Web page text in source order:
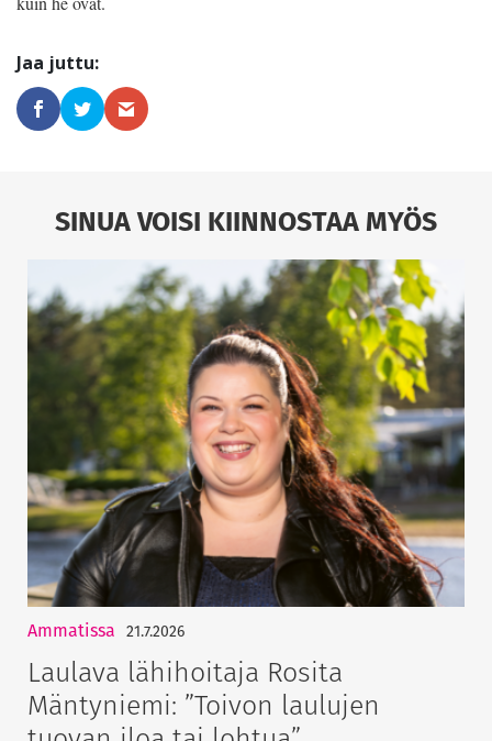
SINUA VOISI KIINNOSTAA MYÖS
Ammatissa 21.7.2026
Laulava lähihoitaja Rosita
Mäntyniemi: ”Toivon laulujen